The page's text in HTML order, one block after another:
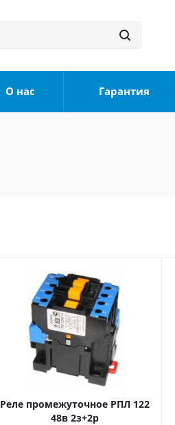
О нас Гарантия
Реле промежуточное РПЛ 122
48в 2з+2р